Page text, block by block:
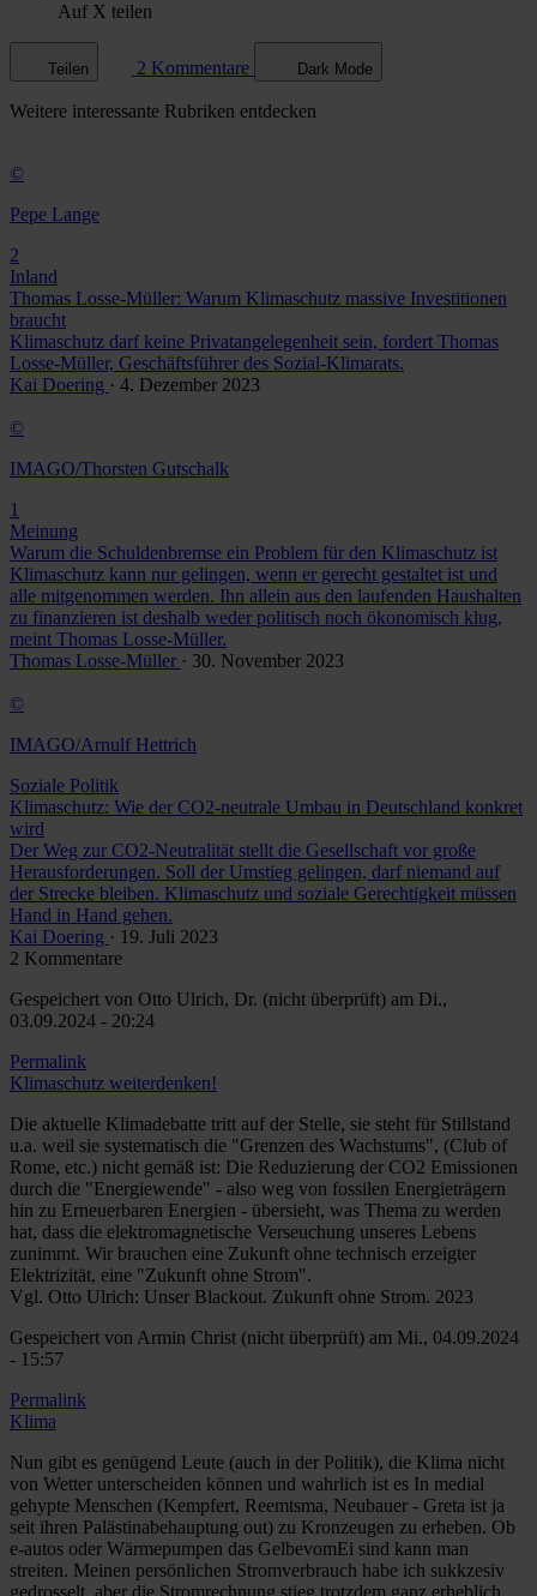
Auf X teilen
Teilen 2 Kommentare Dark Mode
Weitere interessante Rubriken entdecken
©
Pepe Lange
2
Inland
Thomas Losse-Müller: Warum Klimaschutz massive Investitionen
braucht
Klimaschutz darf keine Privatangelegenheit sein, fordert Thomas
Losse-Müller, Geschäftsführer des Sozial-Klimarats.
Kai Doering · 4. Dezember 2023
©
IMAGO/Thorsten Gutschalk
1
Meinung
Warum die Schuldenbremse ein Problem für den Klimaschutz ist
Klimaschutz kann nur gelingen, wenn er gerecht gestaltet ist und
alle mitgenommen werden. Ihn allein aus den laufenden Haushalten
zu finanzieren ist deshalb weder politisch noch ökonomisch klug,
meint Thomas Losse-Müller.
Thomas Losse-Müller · 30. November 2023
©
IMAGO/Arnulf Hettrich
Soziale Politik
Klimaschutz: Wie der CO2-neutrale Umbau in Deutschland konkret
wird
Der Weg zur CO2-Neutralität stellt die Gesellschaft vor große
Herausforderungen. Soll der Umstieg gelingen, darf niemand auf
der Strecke bleiben. Klimaschutz und soziale Gerechtigkeit müssen
Hand in Hand gehen.
Kai Doering · 19. Juli 2023
2 Kommentare
Gespeichert von Otto Ulrich, Dr. (nicht überprüft) am Di.,
03.09.2024 - 20:24
Permalink
Klimaschutz weiterdenken!
Die aktuelle Klimadebatte tritt auf der Stelle, sie steht für Stillstand
u.a. weil sie systematisch die "Grenzen des Wachstums", (Club of
Rome, etc.) nicht gemäß ist: Die Reduzierung der CO2 Emissionen
durch die "Energiewende" - also weg von fossilen Energieträgern
hin zu Erneuerbaren Energien - übersieht, was Thema zu werden
hat, dass die elektromagnetische Verseuchung unseres Lebens
zunimmt. Wir brauchen eine Zukunft ohne technisch erzeigter
Elektrizität, eine "Zukunft ohne Strom".
Vgl. Otto Ulrich: Unser Blackout. Zukunft ohne Strom. 2023
Gespeichert von Armin Christ (nicht überprüft) am Mi., 04.09.2024
- 15:57
Permalink
Klima
Nun gibt es genügend Leute (auch in der Politik), die Klima nicht
von Wetter unterscheiden können und wahrlich ist es In medial
gehypte Menschen (Kempfert, Reemtsma, Neubauer - Greta ist ja
seit ihren Palästinabehauptung out) zu Kronzeugen zu erheben. Ob
e-autos oder Wärmepumpen das GelbevomEi sind kann man
streiten. Meinen persönlichen Stromverbrauch habe ich sukkzesiv